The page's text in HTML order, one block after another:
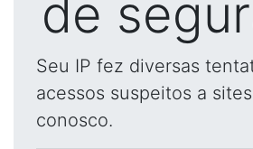
de
Seu IP fez diversas
acessos suspeitos a
conosco.